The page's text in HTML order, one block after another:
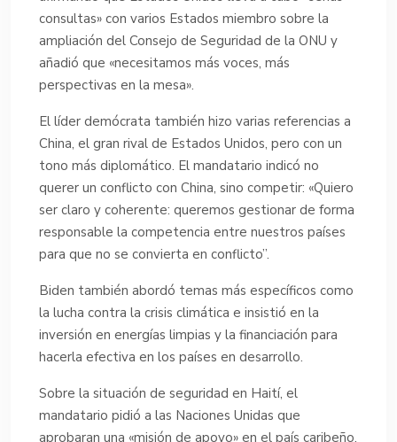
consultas» con varios Estados miembro sobre la
ampliación del Consejo de Seguridad de la ONU y
añadió que «necesitamos más voces, más
perspectivas en la mesa».
El líder demócrata también hizo varias referencias a
China, el gran rival de Estados Unidos, pero con un
tono más diplomático. El mandatario indicó no
querer un conflicto con China, sino competir: «Quiero
ser claro y coherente: queremos gestionar de forma
responsable la competencia entre nuestros países
para que no se convierta en conflicto”.
Biden también abordó temas más específicos como
la lucha contra la crisis climática e insistió en la
inversión en energías limpias y la financiación para
hacerla efectiva en los países en desarrollo.
Sobre la situación de seguridad en Haití, el
mandatario pidió a las Naciones Unidas que
aprobaran una «misión de apoyo» en el país caribeño,